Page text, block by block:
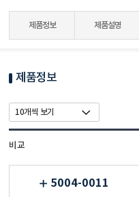
제품정보 제품설명
제품정보
비교
5004-0011